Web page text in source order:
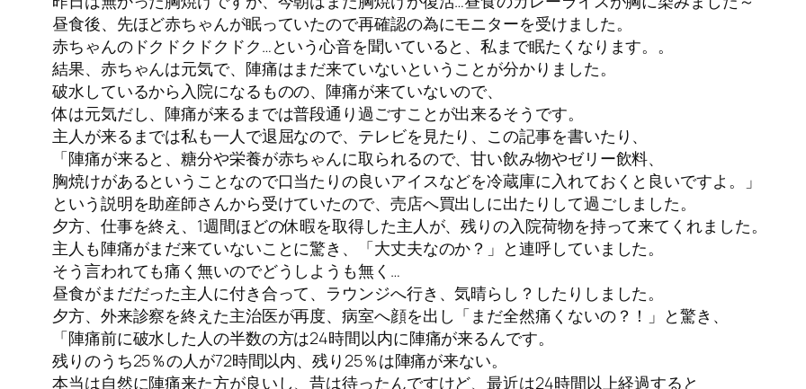
昼食後、先ほど赤ちゃんが眠っていたので再確認の為にモニターを受けました。
赤ちゃんのドクドクドクドク…という心音を聞いていると、私まで眠たくなります。。
結果、赤ちゃんは元気で、陣痛はまだ来ていないということが分かりました。
破水しているから入院になるものの、陣痛が来ていないので、
体は元気だし、陣痛が来るまでは普段通り過ごすことが出来るそうです。
主人が来るまでは私も一人で退屈なので、テレビを見たり、この記事を書いたり、
「陣痛が来ると、糖分や栄養が赤ちゃんに取られるので、甘い飲み物やゼリー飲料、
胸焼けがあるということなので口当たりの良いアイスなどを冷蔵庫に入れておくと良いですよ。」
という説明を助産師さんから受けていたので、売店へ買出しに出たりして過ごしました。
夕方、仕事を終え、1週間ほどの休暇を取得した主人が、残りの入院荷物を持って来てくれました。
主人も陣痛がまだ来ていないことに驚き、「大丈夫なのか？」と連呼していました。
そう言われても痛く無いのでどうしようも無く…
昼食がまだだった主人に付き合って、ラウンジへ行き、気晴らし？したりしました。
夕方、外来診察を終えた主治医が再度、病室へ顔を出し「まだ全然痛くないの？！」と驚き、
「陣痛前に破水した人の半数の方は24時間以内に陣痛が来るんです。
残りのうち25％の人が72時間以内、残り25％は陣痛が来ない。
本当は自然に陣痛来た方が良いし、昔は待ったんですけど、最近は24時間以上経過すると